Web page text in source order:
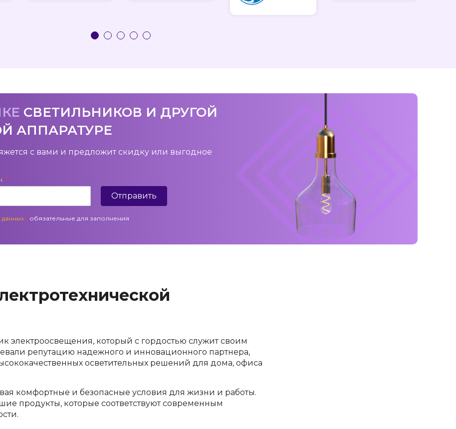
СВЕТИЛЬНИКОВ И ДРУГОЙ
АППАРАТУРЕ
с вами и предложит скидку или выгодное
*
Отправить
* обязательные для заполнения
который с гордостью служит своим
репутацию надежного и инновационного партнера,
осветительных решений для дома, офиса
комфортные и безопасные условия для жизни и работы.
продукты, которые соответствуют современным